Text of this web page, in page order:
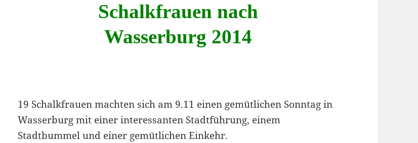
Schalkfrauen nach
Wasserburg 2014
19 Schalkfrauen machten sich am 9.11 einen gemütlichen Sonntag in
Wasserburg mit einer interessanten Stadtführung, einem
Stadtbummel und einer gemütlichen Einkehr.